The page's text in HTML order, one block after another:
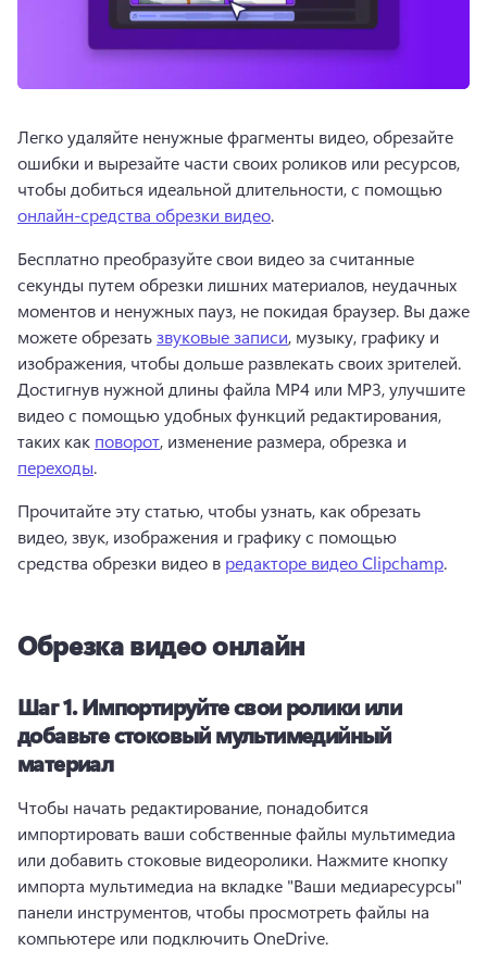
Легко удаляйте ненужные фрагменты видео, обрезайте
ошибки и вырезайте части своих роликов или ресурсов,
чтобы добиться идеальной длительности, с помощью
онлайн-средства обрезки видео.
Бесплатно преобразуйте свои видео за считанные
секунды путем обрезки лишних материалов, неудачных
моментов и ненужных пауз, не покидая браузер. Вы даже
можете обрезать звуковые записи, музыку, графику и
Достигнув нужной длины файла MP4 или MP3, улучшите
видео с помощью удобных функций редактирования,
таких как поворот, изменение размера, обрезка и
переходы.
Прочитайте эту статью, чтобы узнать, как обрезать
видео, звук, изображения и графику с помощью
средства обрезки видео в редакторе видео Clipchamp.
Обрезка видео онлайн
Шаг 1.Импортируйте свои ролики или
добавьте стоковый мультимедийный
материал
Чтобы начать редактирование, понадобится
импортировать ваши собственные файлы мультимедиа
или добавить стоковые видеоролики. Нажмите кнопку
импорта мультимедиа на вкладке "Ваши медиаресурсы"
панели инструментов, чтобы просмотреть файлы на
компьютере или подключить OneDrive.